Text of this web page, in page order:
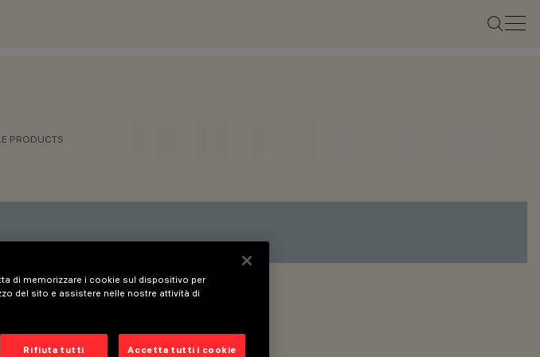
PRODUCTS
di memorizzare i cookie sul dispositivo per
del sito e assistere nelle nostre attività di
Rifiuta tutti Accetta tutti i cookie